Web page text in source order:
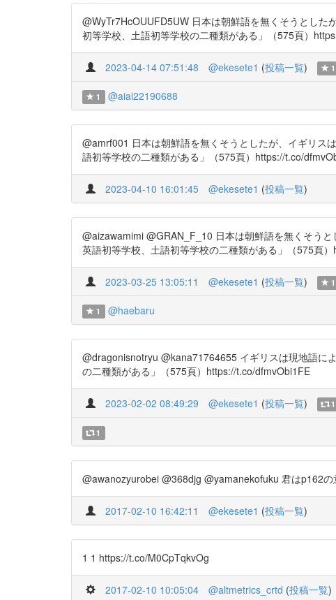
@WyTr7HcOUUFD5UW 日本は朝鮮語を無くそうとし
初等学校、土語初等学校の二種類がある」（575頁）
2023-04-14 07:51:48 @ekesete1 (投稿一覧) 1
1 @aiai22190688
@amrf001 日本は朝鮮語を無くそうとしたが、イギリス
語初等学校の二種類がある」（575頁）https://t.co/
2023-04-10 16:01:45 @ekesete1 (投稿一覧)
@aizawamimi @GRAN_F_10 日本は朝鮮語を無くそう
英語初等学校、土語初等学校の二種類がある」（575頁
2023-03-25 13:05:11 @ekesete1 (投稿一覧) 1
1 @haebaru
@dragonisnotryu @kana71764655 イギリスは現地語に
の二種類がある」（575頁）https://t.co/dfmvObi1FE
2023-02-02 08:49:29 @ekesete1 (投稿一覧) 1
1
@awanozyurobei @368djg @yamanekofuku 君はp162
2017-02-10 16:42:11 @ekesete1 (投稿一覧)
1 1 https://t.co/M0CpTqkvOg
2017-02-10 10:05:04 @altmetrics_crtd (投稿一覧)